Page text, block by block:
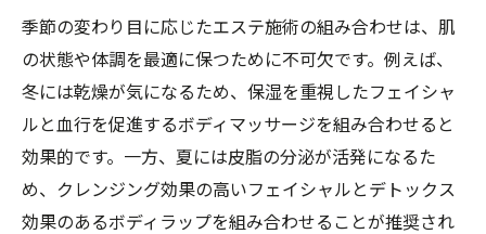
季節の変わり目に応じたエステ施術の組み合わせは、肌
の状態や体調を最適に保つために不可欠です。例えば、
冬には乾燥が気になるため、保湿を重視したフェイシャ
ルと血行を促進するボディマッサージを組み合わせると
効果的です。一方、夏には皮脂の分泌が活発になるた
め、クレンジング効果の高いフェイシャルとデトックス
効果のあるボディラップを組み合わせることが推奨され